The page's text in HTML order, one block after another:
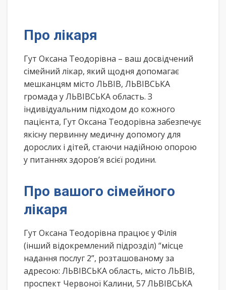
Про лікаря
Гут Оксана Теодорівна – ваш досвідчений
сімейний лікар, який щодня допомагає
мешканцям місто ЛЬВІВ, ЛЬВІВСЬКА
громада у ЛЬВІВСЬКА область. З
індивідуальним підходом до кожного
пацієнта, Гут Оксана Теодорівна забезпечує
якісну первинну медичну допомогу для
дорослих і дітей, стаючи надійною опорою
у питаннях здоров’я всієї родини.
Про вашого сімейного
лікаря
Гут Оксана Теодорівна працює у Філія
(інший відокремлений підрозділ) “місце
надання послуг 2”, розташованому за
адресою: ЛЬВІВСЬКА область, місто ЛЬВІВ,
проспект Червоної Калини, 57 ЛЬВІВСЬКА